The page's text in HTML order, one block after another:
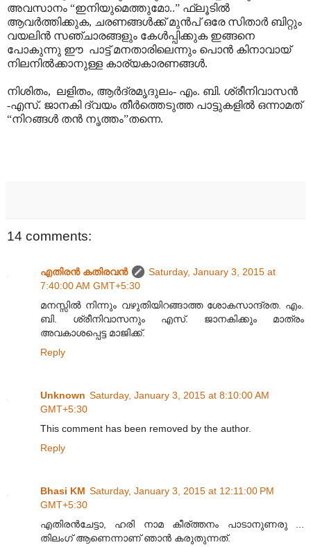
അവസാനം “ഇനിയുമെത്തുമോ..” ഫ്ലൂടിൽ
ആവർത്തിക്കുക, ചരണങ്ങൾക്ക് മുൻപ് ഒരേ സിതാർ ബിറ്റും
വയലിൻ സഞ്ചാരങ്ങളും കേൾപ്പിക്കുക ഇങ്ങനെ
പോകുന്നു ഈ പാട്ട് മനതാരിലെന്നും പൊൻ കിനാവായ്
നിലനിൽക്കാനുള്ള കാര്യകാരണങ്ങൾ.
നിശിതം, ലളിതം, ആർദ്രമൃദുലം- എം. ബി. ശ്രീനിവാസൻ
-എസ്. ജാനകി ദ്വയം തീർത്തെടുത്ത പാട്ടുകളിൽ ഒന്നാമത്
“നിറങ്ങൾ തൻ നൃത്തം”തന്നെ.
14 comments:
എതിരന്‍ കതിരവന്‍
Saturday, January 3, 2015 at
7:40:00 AM GMT+5:30
മനസ്സിൽ നിന്നും വഴുതിയിറങ്ങാത്ത ശോകസാന്ദ്രത. എം.
ബി. ശ്രീനിവാസനും എസ്. ജാനകിക്കും മാത്രം
അവകാശപ്പെട്ട മാജിക്ക്.
Reply
Unknown Saturday, January 3, 2015 at 8:10:00 AM
GMT+5:30
This comment has been removed by the author.
Reply
Bhasi KM Saturday, January 3, 2015 at 12:11:00 PM
GMT+5:30
എതിരൻചേട്ടാ, ഹരി നാമ കീര്ത്തനം പാടാനുണരു ...
തിലംഗ് ആണെന്നാണ് ഞാൻ കരുതുന്നത്.